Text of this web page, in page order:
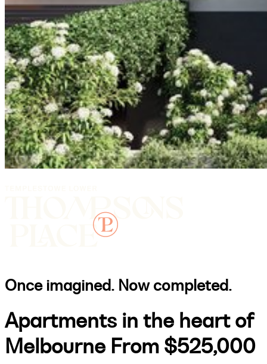
Once imagined. Now completed.
Apartments in the heart of
Melbourne From $525,000